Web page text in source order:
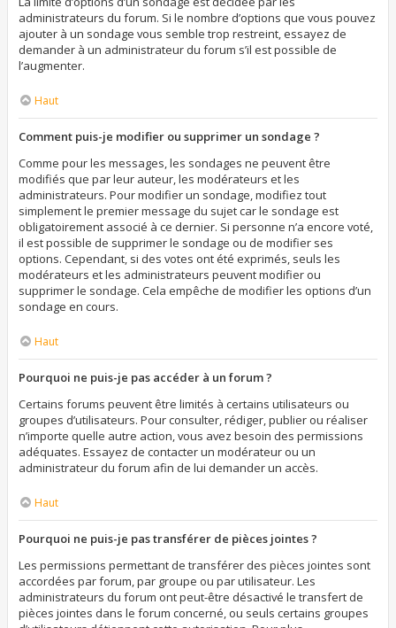
administrateurs du forum. Si le nombre d’options que vous pouvez
ajouter à un sondage vous semble trop restreint, essayez de
demander à un administrateur du forum s’il est possible de
l’augmenter.
Haut
Comment puis-je modifier ou supprimer un sondage ?
Comme pour les messages, les sondages ne peuvent être
modifiés que par leur auteur, les modérateurs et les
administrateurs. Pour modifier un sondage, modifiez tout
simplement le premier message du sujet car le sondage est
obligatoirement associé à ce dernier. Si personne n’a encore voté,
il est possible de supprimer le sondage ou de modifier ses
options. Cependant, si des votes ont été exprimés, seuls les
modérateurs et les administrateurs peuvent modifier ou
supprimer le sondage. Cela empêche de modifier les options d’un
sondage en cours.
Haut
Pourquoi ne puis-je pas accéder à un forum ?
Certains forums peuvent être limités à certains utilisateurs ou
groupes d’utilisateurs. Pour consulter, rédiger, publier ou réaliser
n’importe quelle autre action, vous avez besoin des permissions
adéquates. Essayez de contacter un modérateur ou un
administrateur du forum afin de lui demander un accès.
Haut
Pourquoi ne puis-je pas transférer de pièces jointes ?
Les permissions permettant de transférer des pièces jointes sont
accordées par forum, par groupe ou par utilisateur. Les
administrateurs du forum ont peut-être désactivé le transfert de
pièces jointes dans le forum concerné, ou seuls certains groupes